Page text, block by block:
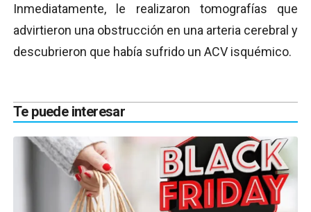
Inmediatamente, le realizaron tomografías que
advirtieron una obstrucción en una arteria cerebral y
descubrieron que había sufrido un ACV isquémico.
Te puede interesar